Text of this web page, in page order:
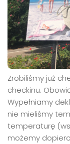
Zrobiliśmy już
checkinu.
Wypełniamy
nie mieliśmy
temperaturę
możemy